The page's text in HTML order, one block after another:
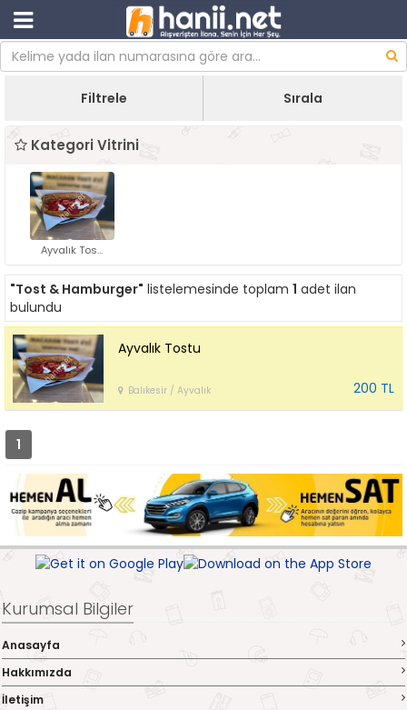
Filtrele Sırala
Kategori Vitrini
Ayvalık Tos...
"Tost & Hamburger" listelemesinde toplam 1 adet ilan
bulundu
Ayvalık Tostu
Balıkesir / Ayvalık 200 TL
1
Kurumsal Bilgiler
Anasayfa
Hakkımızda
İletişim